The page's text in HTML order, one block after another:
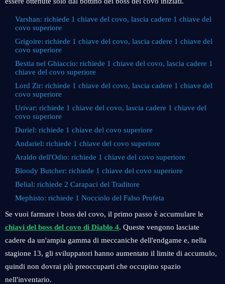
Varshan: richiede 1 chiave del covo, lascia cadere 1 chiave del
covo superiore
Grigoire: richiede 1 chiave del covo, lascia cadere 1 chiave del
covo superiore
Bestia nel Ghiaccio: richiede 1 chiave del covo, lascia cadere 1
chiave del covo superiore
Lord Zir: richiede 1 chiave del covo, lascia cadere 1 chiave del
covo superiore
Urivar: richiede 1 chiave del covo, lascia cadere 1 chiave del
covo superiore
Duriel: richiede 1 chiave del covo superiore
Andariel: richiede 1 chiave del covo superiore
Araldo dell'Odio: richiede 1 chiave del covo superiore
Bloody Butcher: richiede 1 chiave del covo superiore
Belial: richiede 2 Carapaci del Traditore
Mephisto: richiede 1 Nocciolo del Falso Profeta
Se vuoi farmare i boss del covo, il primo passo è accumulare le
chiavi del boss del covo di Diablo 4. Queste vengono lasciate
cadere da un'ampia gamma di meccaniche dell'endgame e, nella
stagione 13, gli sviluppatori hanno aumentato il limite di accumulo,
quindi non dovrai più preoccuparti che occupino spazio
nell'inventario.